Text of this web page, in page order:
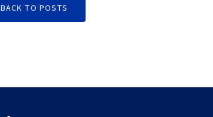
BACK TO POSTS